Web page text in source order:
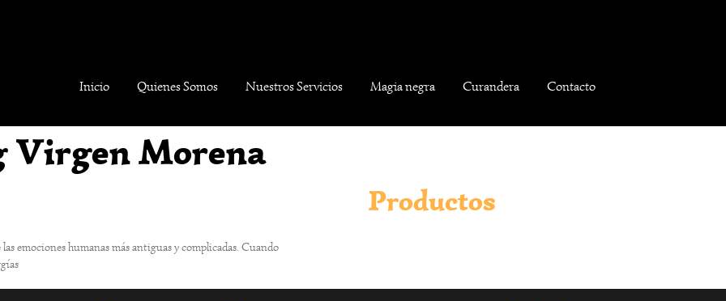
Inicio Quienes Somos Nuestros Servicios Magia negra Curandera Contacto
Virgen Morena
emociones humanas más antiguas y complicadas. Cuando
Productos